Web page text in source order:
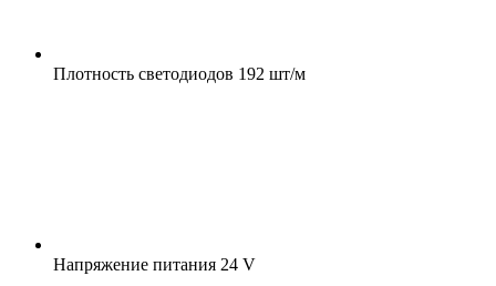
Плотность светодиодов 192 шт/м
Напряжение питания 24 V